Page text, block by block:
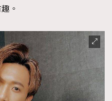
。